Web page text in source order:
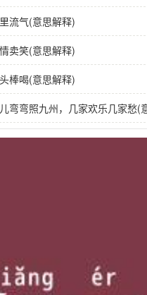
流气(意思解释)
卖笑(意思解释)
棒喝(意思解释)
弯弯照九州，几家欢乐几家愁(